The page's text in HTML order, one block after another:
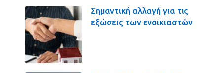
Σημαντική αλλαγή για τις
εξώσεις των ενοικιαστών